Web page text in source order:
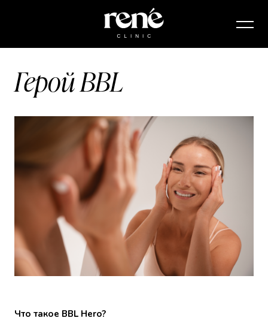
Герой BBL
Что такое BBL Hero?